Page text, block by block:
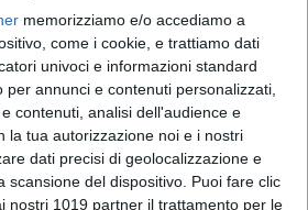
memorizziamo e/o accediamo a
come i cookie, e trattiamo dati
univoci e informazioni standard
per annunci e contenuti personalizzati,
contenuti, analisi dell'audience e
la tua autorizzazione noi e i nostri
dati precisi di geolocalizzazione e
scansione del dispositivo. Puoi fare clic
nostri 1019 partner il trattamento per le
Kio
War – Il Divorzio
del Secolo: il
teaser trailer della
serie novembre